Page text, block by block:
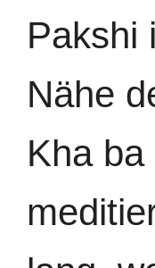
Pakshi
Nähe
Kha